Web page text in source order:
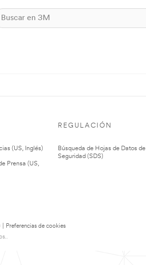
(US, Inglés)
Prensa (US,
REGULACIÓN
Búsqueda de Hojas de Datos de
Seguridad (SDS)
Preferencias de cookies